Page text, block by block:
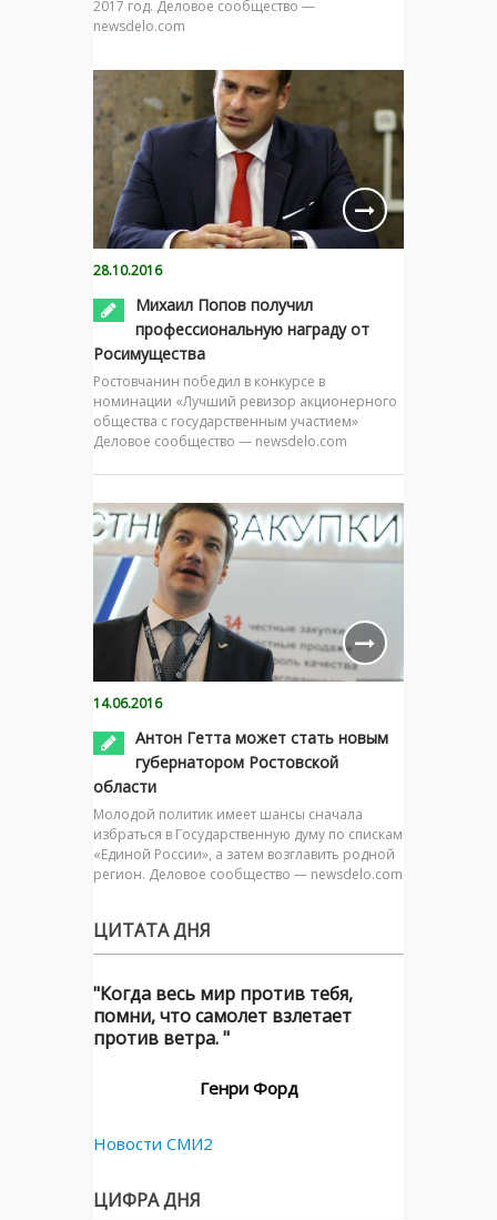
2017 год. Деловое сообщество —
newsdelo.com
28.10.2016
Михаил Попов получил
профессиональную награду от
Росимущества
Ростовчанин победил в конкурсе в
номинации «Лучший ревизор акционерного
общества с государственным участием»
Деловое сообщество — newsdelo.com
14.06.2016
Антон Гетта может стать новым
губернатором Ростовской
области
Молодой политик имеет шансы сначала
избраться в Государственную думу по спискам
«Единой России», а затем возглавить родной
регион. Деловое сообщество — newsdelo.com
ЦИТАТА ДНЯ
"Когда весь мир против тебя,
помни, что самолет взлетает
против ветра. "
Генри Форд
Новости СМИ2
ЦИФРА ДНЯ